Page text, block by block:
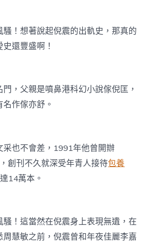
8
次，
兒
歲
陶
喆
模！〉
中
騷！想著說起倪震的出軌史，那真的
還豐盛啊！
，父親是噴鼻港科幻小說傢倪匡，
作傢亦舒。
采也不會差，1991年他曾開辦
，創刊不久就深受年青人接待包養
14萬本。
騷！這當然在倪震身上表現無遺，在
周慧敏之前，倪震曾和年夜佳麗李嘉